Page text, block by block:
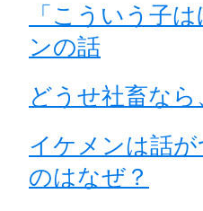
「こういう子
ンの話
どうせ社畜な
イケメンは話
のはなぜ？